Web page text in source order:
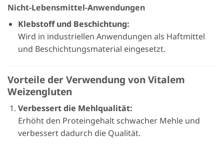
Nicht-Lebensmittel-Anwendungen
Klebstoff und Beschichtung:
Wird in industriellen Anwendungen als Haftmittel
und Beschichtungsmaterial eingesetzt.
Vorteile der Verwendung von Vitalem
Weizengluten
Verbessert die Mehlqualität:
Erhöht den Proteingehalt schwacher Mehle und
verbessert dadurch die Qualität.